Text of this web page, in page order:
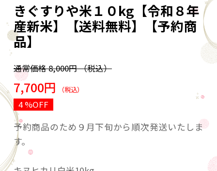
きぐすりや米１０kg【令和８年
産新米】【送料無料】【予約商
品】
通常価格8,000円（税込）
7,700円 （税込）
4 %OFF
予約商品のため９月下旬から順次発送いたしま
す。